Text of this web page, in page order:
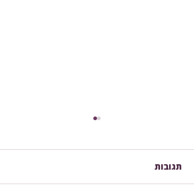
תגובות